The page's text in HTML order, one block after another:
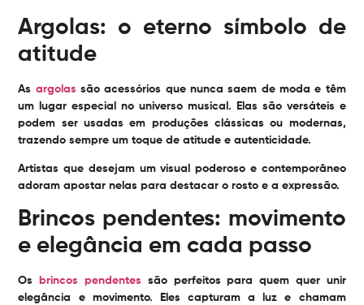
Argolas: o eterno símbolo de
atitude
As argolas são acessórios que nunca saem de moda e têm
um lugar especial no universo musical. Elas são versáteis e
podem ser usadas em produções clássicas ou modernas,
trazendo sempre um toque de atitude e autenticidade.
Artistas que desejam um visual poderoso e contemporâneo
adoram apostar nelas para destacar o rosto e a expressão.
Brincos pendentes: movimento
e elegância em cada passo
Os brincos pendentes são perfeitos para quem quer unir
elegância e movimento. Eles capturam a luz e chamam